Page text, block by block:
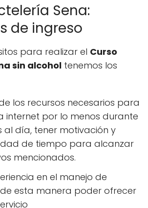
Sena:
de ingreso
para realizar el Curso
sin alcohol tenemos los
los recursos necesarios para
internet por lo menos durante
al día, tener motivación y
de tiempo para alcanzar
mencionados.
en el manejo de
esta manera poder ofrecer